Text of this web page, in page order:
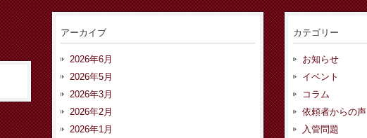
アーカイブ
2026年6月
2026年5月
2026年3月
2026年2月
2026年1月
カテゴリー
お知らせ
イベント
コラム
依頼者からの声
入管問題